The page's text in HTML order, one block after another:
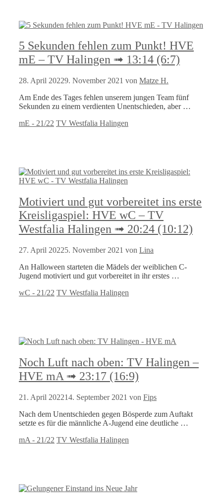
5 Sekunden fehlen zum Punkt! HVE
mE – TV Halingen ➟ 13:14 (6:7)
28. April 20229. November 2021 von Matze H.
Am Ende des Tages fehlen unserem jungen Team fünf
Sekunden zu einem verdienten Unentschieden, aber …
Kategorien
mE - 21/22 Schlagwörter
TV Westfalia Halingen
Motiviert und gut vorbereitet ins erste
Kreisligaspiel: HVE wC – TV
Westfalia Halingen ➟ 20:24 (10:12)
27. April 20225. November 2021 von Lina
An Halloween starteten die Mädels der weiblichen C-
Jugend motiviert und gut vorbereitet in ihr erstes …
Kategorien
wC - 21/22 Schlagwörter
TV Westfalia Halingen
Noch Luft nach oben: TV Halingen –
HVE mA ➟ 23:17 (16:9)
21. April 202214. September 2021 von Fips
Nach dem Unentschieden gegen Bösperde zum Auftakt
setzte es für die männliche A-Jugend eine deutliche …
Kategorien
mA - 21/22 Schlagwörter
TV Westfalia Halingen